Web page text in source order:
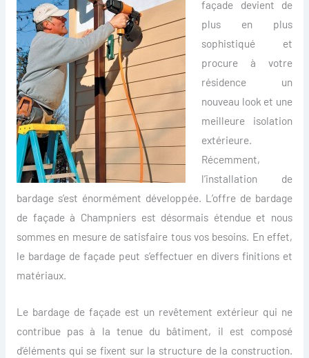
façade devient de
plus en plus
sophistiqué et
procure à votre
résidence un
nouveau look et une
meilleure isolation
extérieure.
Récemment,
l’installation de
bardage s’est énormément développée. L’offre de bardage
de façade à Champniers est désormais étendue et nous
sommes en mesure de satisfaire tous vos besoins. En effet,
le bardage de façade peut s’effectuer en divers finitions et
matériaux.
Le bardage de façade est un revêtement extérieur qui ne
contribue pas à la tenue du bâtiment, il est composé
d’éléments qui se fixent sur la structure de la construction.